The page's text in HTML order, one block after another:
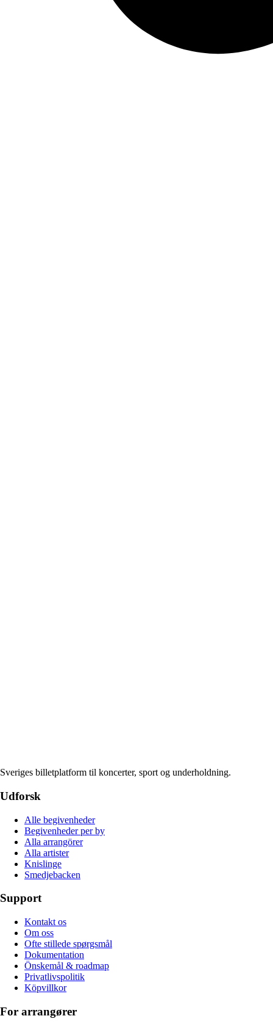
Sveriges billetplatform til koncerter, sport og underholdning.
Udforsk
Alle begivenheder
Begivenheder per by
Alla arrangörer
Alla artister
Knislinge
Smedjebacken
Support
Kontakt os
Om oss
Ofte stillede spørgsmål
Dokumentation
Önskemål & roadmap
Privatlivspolitik
Köpvillkor
For arrangører